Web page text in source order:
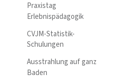
Praxistag
Erlebnispädagogik
CVJM-Statistik-
Schulungen
Ausstrahlung auf ganz
Baden